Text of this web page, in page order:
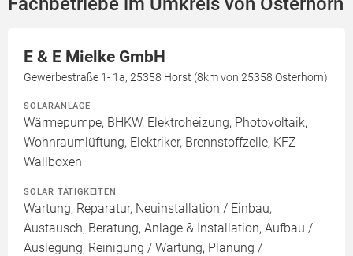
E & E Mielke GmbH
Gewerbestraße 1- 1a, 25358 Horst (8km von 25358 Osterhorn)
SOLARANLAGE
Wärmepumpe, BHKW, Elektroheizung, Photovoltaik,
Wohnraumlüftung, Elektriker, Brennstoffzelle, KFZ
Wallboxen
SOLAR TÄTIGKEITEN
Wartung, Reparatur, Neuinstallation / Einbau,
Austausch, Beratung, Anlage & Installation, Aufbau /
Auslegung, Reinigung / Wartung, Planung /